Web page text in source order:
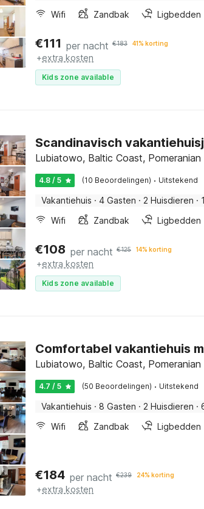
Wifi
Zandbak Ligbedden
€111 per nacht €183 41% korting
+extra kosten
Kids zone available
Scandinavisch
Lubiatowo, Baltic Coast, Pomeranian
4.8 / 5 (10 Beoordelingen) · Uitstekend
Vakantiehuis · 4 Gasten · 2 Huisdieren ·
Wifi
Zandbak Ligbedden
€108 per nacht €125 14% korting
+extra kosten
Kids zone available
Comfortabel vakantiehuis
Lubiatowo, Baltic Coast, Pomeranian
4.7 / 5 (50 Beoordelingen) · Uitstekend
Vakantiehuis · 8 Gasten · 2 Huisdieren ·
Wifi
Zandbak Ligbedden
€184 per nacht €239 24% korting
+extra kosten